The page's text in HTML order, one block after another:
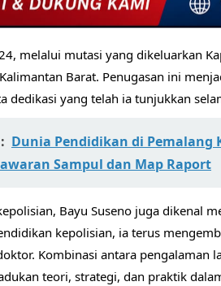
melalui mutasi yang dikeluarkan
Barat. Penugasan ini
dedikasi yang telah ia tunjukkan
Dunia Pendidikan di
Sampul dan Map Raport
Bayu Suseno juga dikenal
kepolisian, ia terus
Kombinasi antara pengalaman
teori, strategi, dan praktik